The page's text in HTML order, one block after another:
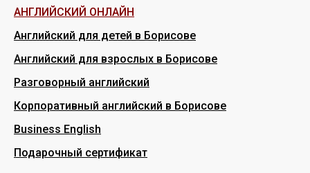
АНГЛИЙСКИЙ ОНЛАЙН
Английский для детей в Борисове
Английский для взрослых в Борисове
Разговорный английский
Корпоративный английский в Борисове
Business English
Подарочный сертификат